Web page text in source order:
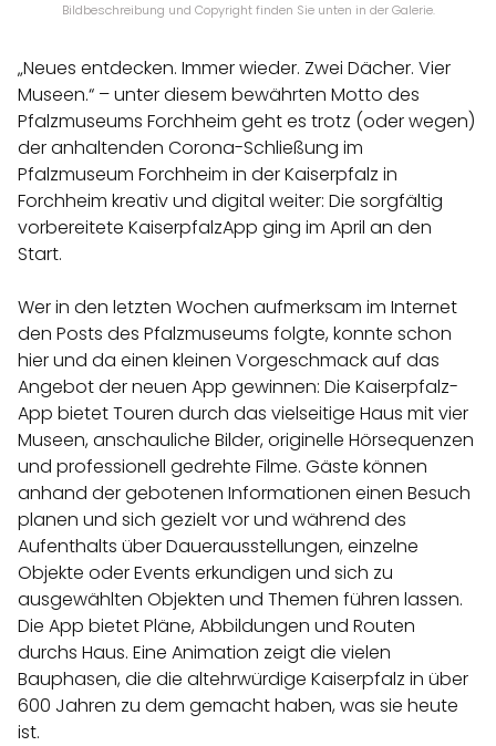
Bildbeschreibung und Copyright finden Sie unten in der Galerie.
„Neues entdecken. Immer wieder. Zwei Dächer. Vier
Museen.“ – unter diesem bewährten Motto des
Pfalzmuseums Forchheim geht es trotz (oder wegen)
der anhaltenden Corona-Schließung im
Pfalzmuseum Forchheim in der Kaiserpfalz in
Forchheim kreativ und digital weiter: Die sorgfältig
vorbereitete KaiserpfalzApp ging im April an den
Start.
Wer in den letzten Wochen aufmerksam im Internet
den Posts des Pfalzmuseums folgte, konnte schon
hier und da einen kleinen Vorgeschmack auf das
Angebot der neuen App gewinnen: Die Kaiserpfalz-
App bietet Touren durch das vielseitige Haus mit vier
Museen, anschauliche Bilder, originelle Hörsequenzen
und professionell gedrehte Filme. Gäste können
anhand der gebotenen Informationen einen Besuch
planen und sich gezielt vor und während des
Aufenthalts über Dauerausstellungen, einzelne
Objekte oder Events erkundigen und sich zu
ausgewählten Objekten und Themen führen lassen.
Die App bietet Pläne, Abbildungen und Routen
durchs Haus. Eine Animation zeigt die vielen
Bauphasen, die die altehrwürdige Kaiserpfalz in über
600 Jahren zu dem gemacht haben, was sie heute
ist.